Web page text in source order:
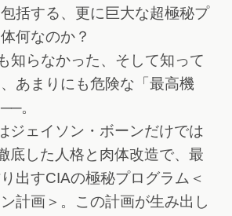
括する、更に巨大な超極秘プ
何なのか？
知らなかった、そして知って
あまりにも危険な「最高機
。
ジェイソン・ボーンだけでは
底した人格と肉体改造で、最
出すCIAの極秘プログラム＜
計画＞。この計画が生み出し